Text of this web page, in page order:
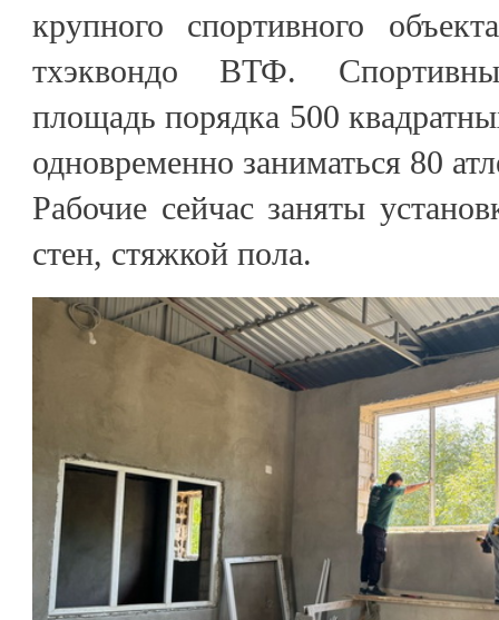
крупного спортивного
тхэквондо ВТФ.
площадь порядка 500
одновременно заниматься 80
Рабочие сейчас заняты
стен, стяжкой пола.